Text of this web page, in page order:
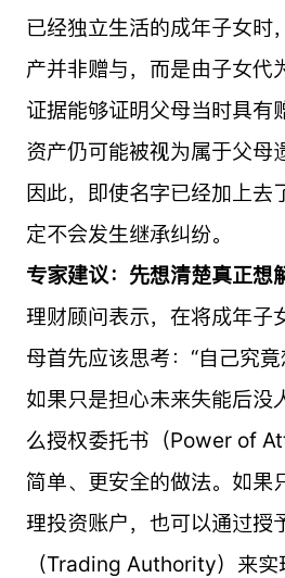
已经独立生活的成年子女时
产并非赠与，而是由子女代
证据能够证明父母当时具有
资产仍可能被视为属于父母
因此，即使名字已经加上去
定不会发生继承纠纷。
专家建议：先想清楚真正想
理财顾问表示，在将成年子
母首先应该思考：“自己究
如果只是担心未来失能后没
么授权委托书（Power of
简单、更安全的做法。如果
理投资账户，也可以通过授
（Trading Authority）来